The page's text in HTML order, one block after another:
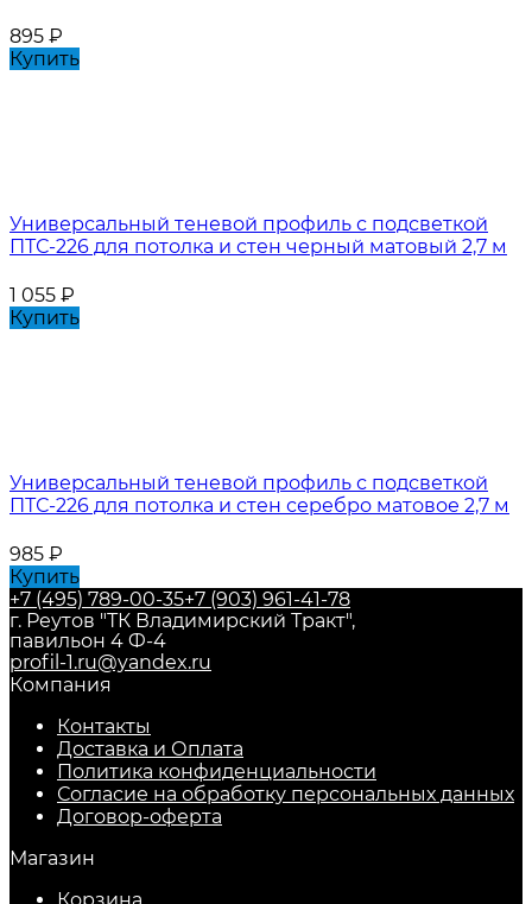
895 ₽
Купить
Универсальный теневой профиль с подсветкой
ПТС-226 для потолка и стен черный матовый 2,7 м
1 055 ₽
Купить
Универсальный теневой профиль с подсветкой
ПТС-226 для потолка и стен серебро матовое 2,7 м
985 ₽
Купить
+7 (495) 789-00-35+7 (903) 961-41-78
г. Реутов "ТК Владимирский Тракт",
павильон 4 Ф-4
profil-1.ru@yandex.ru
Компания
Контакты
Доставка и Оплата
Политика конфиденциальности
Согласие на обработку персональных данных
Договор-оферта
Магазин